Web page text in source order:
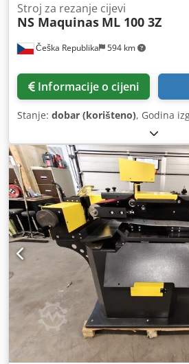
Češka Republika 594 km
Stroj za rezanje cijevi
NS Maquinas ML 100 3Z
Informacije o cijeni
Stanje: dobar (korišteno), Godina